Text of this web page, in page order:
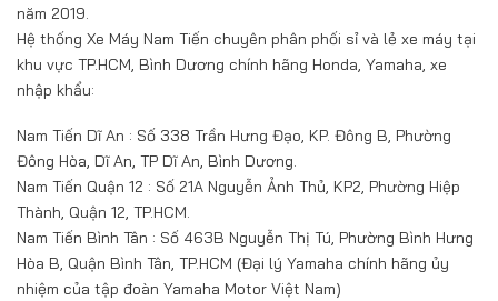
năm 2019.
Hệ thống Xe Máy Nam Tiến chuyên phân phối sỉ và lẻ xe máy tại
khu vực TP.HCM, Bình Dương chính hãng Honda, Yamaha, xe
nhập khẩu:
Nam Tiến Dĩ An : Số 338 Trần Hưng Đạo, KP. Đông B, Phường
Đông Hòa, Dĩ An, TP Dĩ An, Bình Dương.
Nam Tiến Quận 12 : Số 21A Nguyễn Ảnh Thủ, KP2, Phường Hiệp
Thành, Quận 12, TP.HCM.
Nam Tiến Bình Tân : Số 463B Nguyễn Thị Tú, Phường Bình Hưng
Hòa B, Quận Bình Tân, TP.HCM (Đại lý Yamaha chính hãng ủy
nhiệm của tập đoàn Yamaha Motor Việt Nam)